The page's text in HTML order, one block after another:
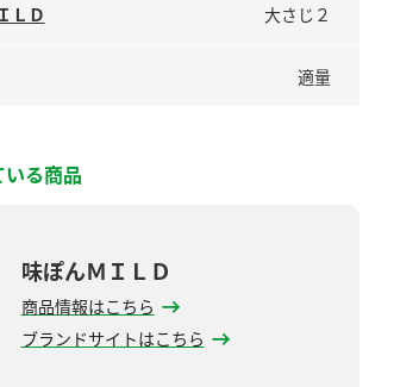
ＬＤ 大さじ２
適量
いる商品
味ぽんＭＩＬＤ
商品情報はこちら
ブランドサイトはこちら